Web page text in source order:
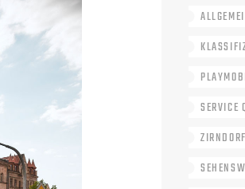
SERVICE
ZIRNDORF